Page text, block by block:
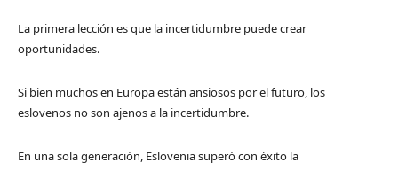
La primera lección es que la incertidumbre puede crear
oportunidades.
Si bien muchos en Europa están ansiosos por el futuro, los
eslovenos no son ajenos a la incertidumbre.
En una sola generación, Eslovenia superó con éxito la